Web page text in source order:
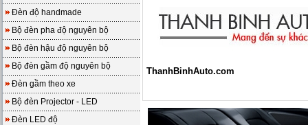
Đèn độ handmade
Bộ đèn pha độ nguyên bộ
Bộ đèn hậu độ nguyên bộ
Bộ đèn gầm độ nguyên bộ
Đèn gầm theo xe
Bộ đèn Projector - LED
Đèn LED độ
ThanhBinhAuto.com